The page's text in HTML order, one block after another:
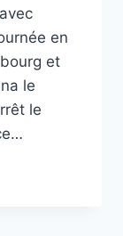
en
et
le
le